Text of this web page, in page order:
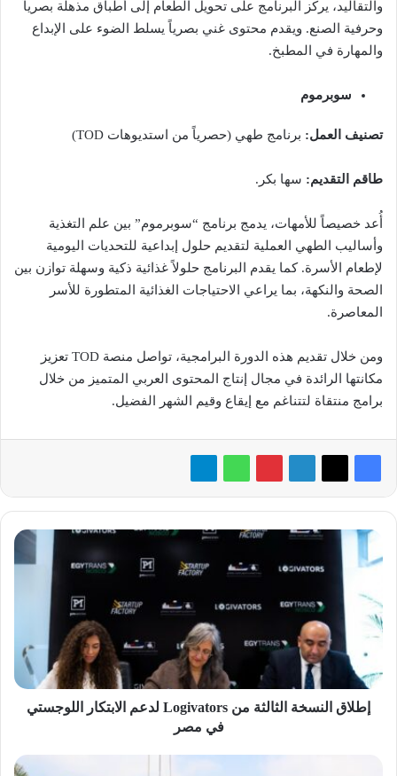
والتقاليد، يركز البرنامج على تحويل الطعام إلى أطباق مذهلة بصرياً
وحرفية الصنع. ويقدم محتوى غني بصرياً يسلط الضوء على الإبداع
والمهارة في المطبخ.
سوبرموم
تصنيف العمل: برنامج طهي (حصرياً من استديوهات TOD)
طاقم التقديم: سها بكر.
أُعد خصيصاً للأمهات، يدمج برنامج “سوبرموم” بين علم التغذية
وأساليب الطهي العملية لتقديم حلول إبداعية للتحديات اليومية
لإطعام الأسرة. كما يقدم البرنامج حلولاً غذائية ذكية وسهلة توازن بين
الصحة والنكهة، بما يراعي الاحتياجات الغذائية المتطورة للأسر
المعاصرة.
ومن خلال تقديم هذه الدورة البرامجية، تواصل منصة TOD تعزيز
مكانتها الرائدة في مجال إنتاج المحتوى العربي المتميز من خلال
برامج منتقاة لتتناغم مع إيقاع وقيم الشهر الفضيل.
إطلاق
النسخة
من
Logivators
لدعم
الابتكار
اللوجستي
في
مصر
إطلاق النسخة الثالثة من Logivators لدعم الابتكار اللوجستي
في مصر